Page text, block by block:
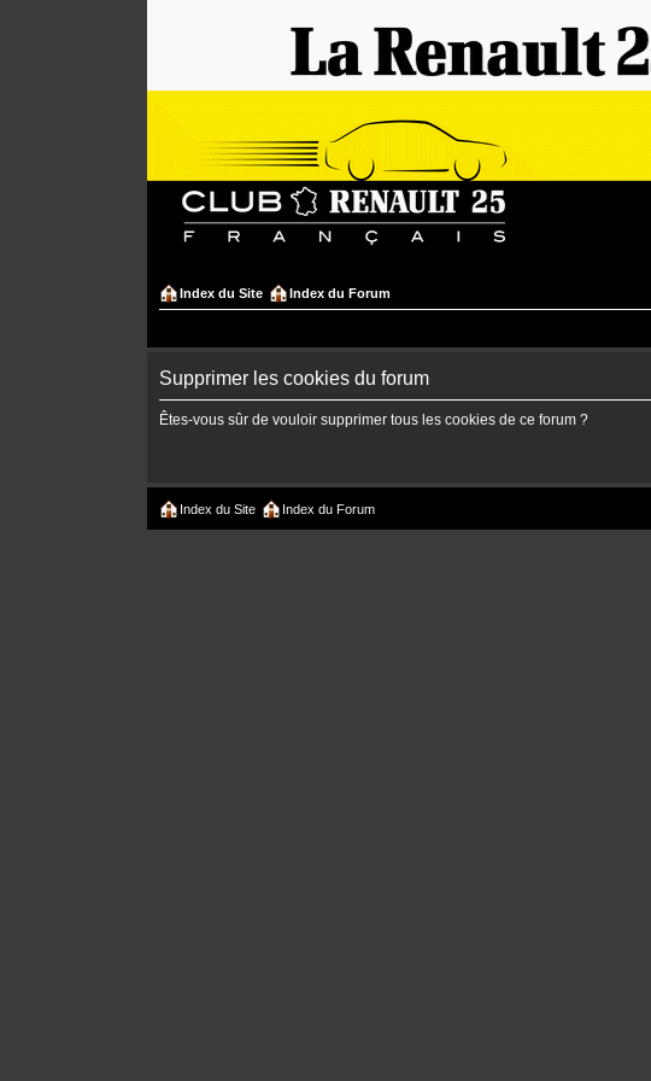
Index du Site Index du Forum
Supprimer les cookies du forum
Êtes-vous sûr de vouloir supprimer tous les cookies de ce forum ?
Index du Site Index du Forum